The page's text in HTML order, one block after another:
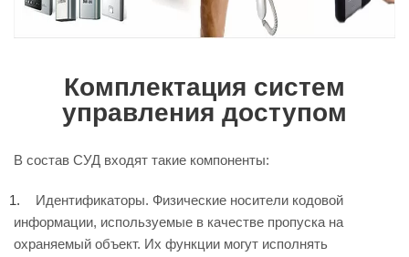
Комплектация систем
управления доступом
В состав СУД входят такие компоненты:
Идентификаторы. Физические носители кодовой
информации, используемые в качестве пропуска на
охраняемый объект. Их функции могут исполнять